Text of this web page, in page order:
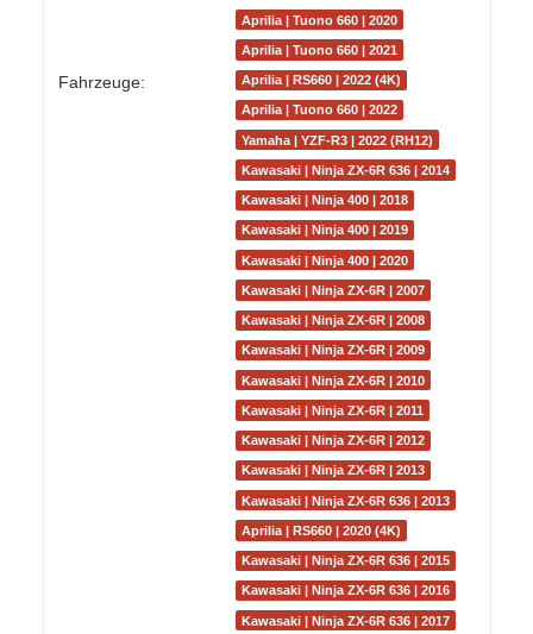
Fahrzeuge:
Aprilia | Tuono 660 | 2020
Aprilia | Tuono 660 | 2021
Aprilia | RS660 | 2022 (4K)
Aprilia | Tuono 660 | 2022
Yamaha | YZF-R3 | 2022 (RH12)
Kawasaki | Ninja ZX-6R 636 | 2014
Kawasaki | Ninja 400 | 2018
Kawasaki | Ninja 400 | 2019
Kawasaki | Ninja 400 | 2020
Kawasaki | Ninja ZX-6R | 2007
Kawasaki | Ninja ZX-6R | 2008
Kawasaki | Ninja ZX-6R | 2009
Kawasaki | Ninja ZX-6R | 2010
Kawasaki | Ninja ZX-6R | 2011
Kawasaki | Ninja ZX-6R | 2012
Kawasaki | Ninja ZX-6R | 2013
Kawasaki | Ninja ZX-6R 636 | 2013
Aprilia | RS660 | 2020 (4K)
Kawasaki | Ninja ZX-6R 636 | 2015
Kawasaki | Ninja ZX-6R 636 | 2016
Kawasaki | Ninja ZX-6R 636 | 2017